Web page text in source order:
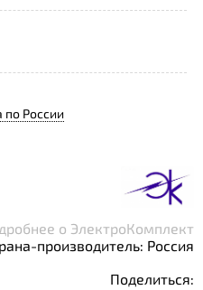
по России
о ЭлектроКомплект
производитель: Россия
Поделиться: